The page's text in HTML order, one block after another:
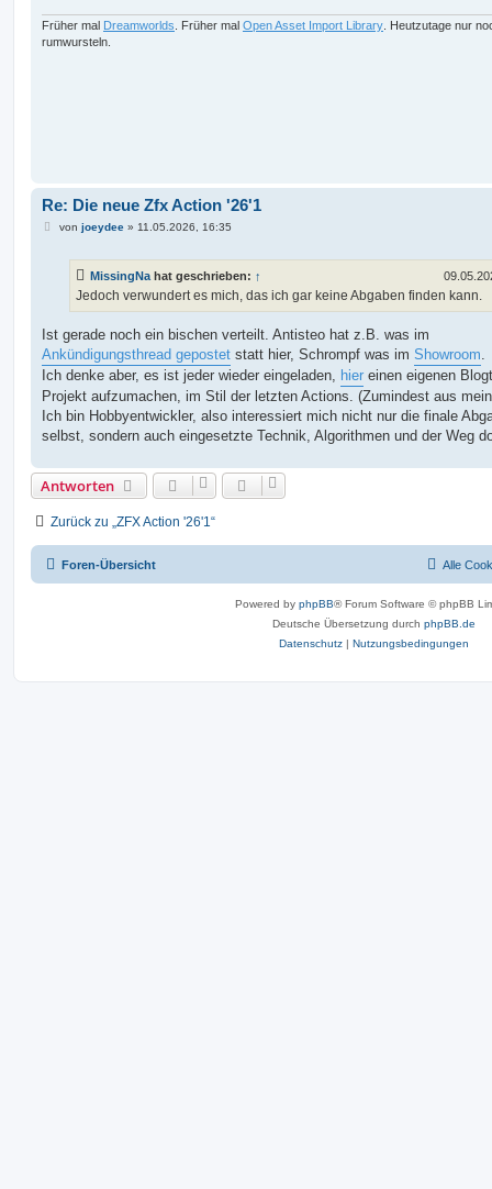
Früher mal Dreamworlds . Früher mal Open Asset Import Library . Heutzutage nur
rumwursteln.
Re: Die neue Zfx Action '26'1
Bvon joeydee» 11.05.2026, 16:35
MissingNa hat geschrieben: ↑
Jedoch verwundert es mich, das ich gar keine Abgaben finden kann.
Ist gerade noch ein bischen verteilt. Antisteo hat z.B. was im
Ankündigungsthread gepostet statt hier, Schrompf was im Showroom.
Ich denke aber, es ist jeder wieder eingeladen, hier einen eigenen
Projekt aufzumachen, im Stil der letzten Actions. (Zumindest aus
Ich bin Hobbyentwickler, also interessiert mich nicht nur die finale
selbst, sondern auch eingesetzte Technik, Algorithmen und der Weg
Antworten
Zurück zu „ZFX Action '26'1“
Foren-Übersicht Alle
Powered by phpBB® Forum Software © phpBB
Deutsche Übersetzung durch phpBB.de
Datenschutz | Nutzungsbedingungen